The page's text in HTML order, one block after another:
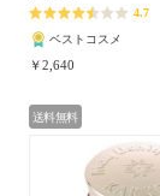
お気に入り
4.7
ベストコスメ
￥2,640
送料無料